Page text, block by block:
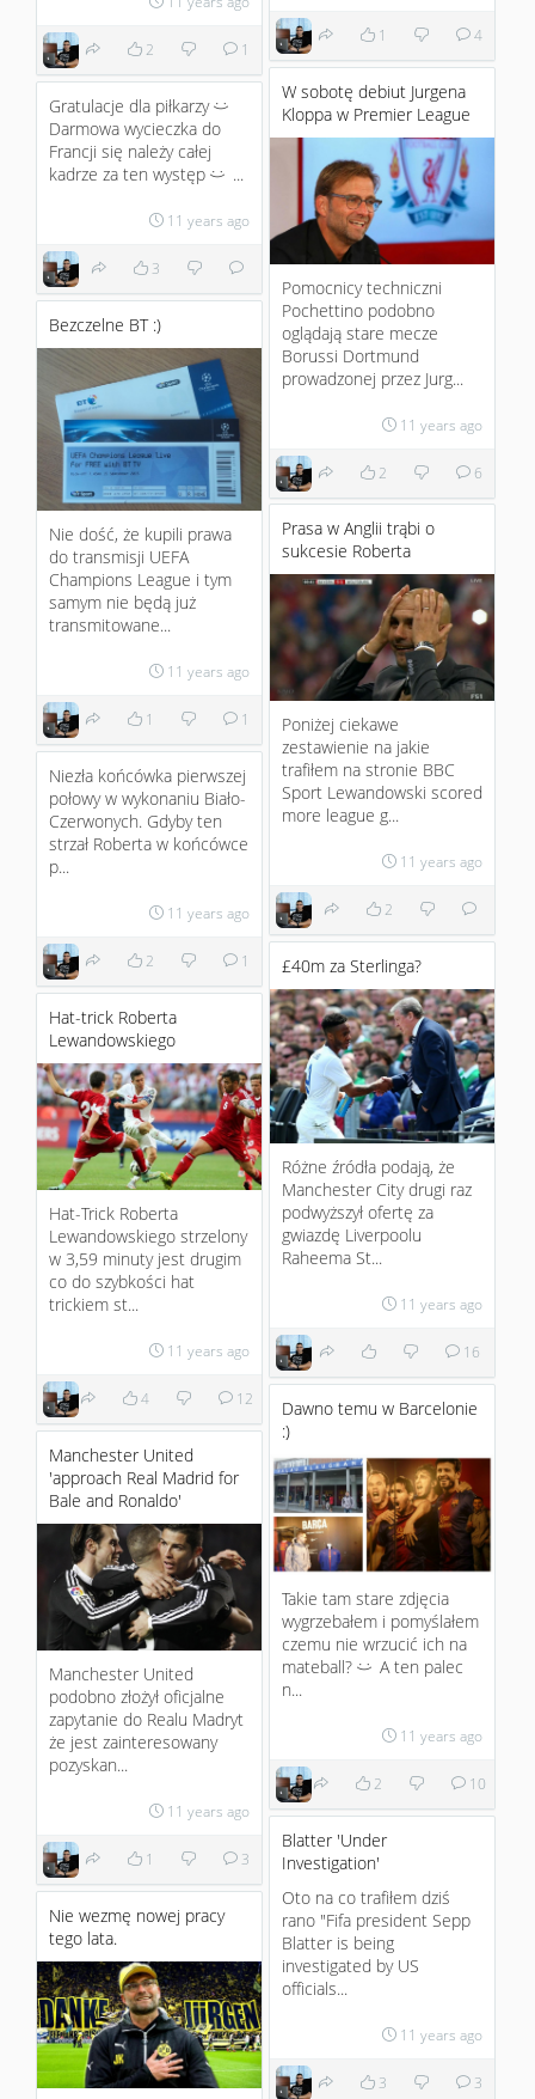
1 4
2 1
W sobotę debiut Jurgena
Kloppa w Premier League
Pomocnicy techniczni
Pochettino podobno
oglądają stare mecze
Borussi Dortmund
prowadzonej przez Jurg...
11 years ago
2 6
Gratulacje dla piłkarzy :)
Darmowa wycieczka do
Francji się należy całej
kadrze za ten występ :) ...
11 years ago
3
Bezczelne BT :)
Nie dość, że kupili prawa
do transmisji UEFA
Champions League i tym
samym nie będą już
transmitowane...
11 years ago
1 1
Prasa w Anglii trąbi o
sukcesie Roberta
Poniżej ciekawe
zestawienie na jakie
trafiłem na stronie BBC
Sport Lewandowski scored
more league g...
11 years ago
2
Niezła końcówka pierwszej
połowy w wykonaniu Biało-
Czerwonych. Gdyby ten
strzał Roberta w końcówce
p...
11 years ago
2 1 £40m za Sterlinga?
Różne źródła podają, że
Manchester City drugi raz
podwyższył ofertę za
gwiazdę Liverpoolu
Raheema St...
11 years ago
16
Hat-trick Roberta
Lewandowskiego
Hat-Trick Roberta
Lewandowskiego strzelony
w 3,59 minuty jest drugim
co do szybkości hat
trickiem st...
11 years ago
4 12
Dawno temu w Barcelonie
:)
Takie tam stare zdjęcia
wygrzebałem i pomyślałem
czemu nie wrzucić ich na
mateball? :)
A ten palec
n...
11 years ago
2 10
Manchester United
'approach Real Madrid for
Bale and Ronaldo'
Manchester United
podobno złożył oficjalne
zapytanie do Realu Madryt
że jest zainteresowany
pozyskan...
11 years ago
1 3
Blatter 'Under
Investigation'
Oto na co trafiłem dziś
rano "Fifa president Sepp
Blatter is being
investigated by US
officials...
11 years ago
3 3
Nie wezmę nowej pracy
tego lata.